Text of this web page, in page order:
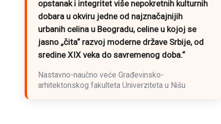
opstanak i integritet više nepokretnih kulturnih
dobara u okviru jedne od najznačajnijih
urbanih celina u Beogradu, celine u kojoj se
jasno „čita“ razvoj moderne države Srbije, od
sredine XIX veka do savremenog doba.“
Nastavno-naučno veće Građevinsko-
arhitektonskog fakulteta Univerziteta u Nišu